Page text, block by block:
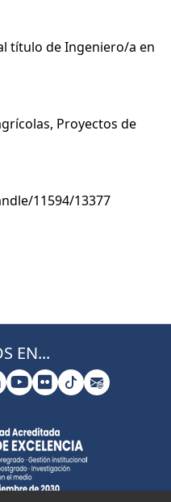
título de Ingeniero/a en
, Proyectos de
11594/13377
EN...